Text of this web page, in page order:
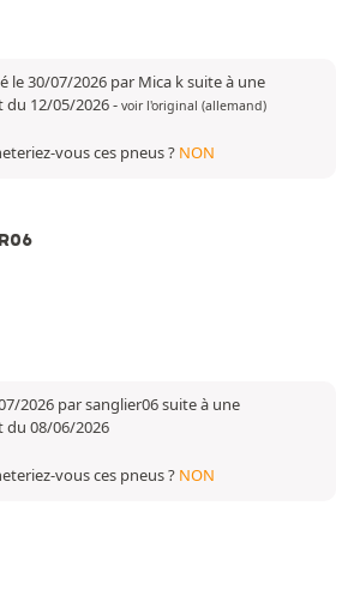
le 30/07/2026 par Mica k suite à une
du 12/05/2026- voir l'original (allemand)
vous ces pneus ? NON
2026 par sanglier06 suite à une
du 08/06/2026
vous ces pneus ? NON